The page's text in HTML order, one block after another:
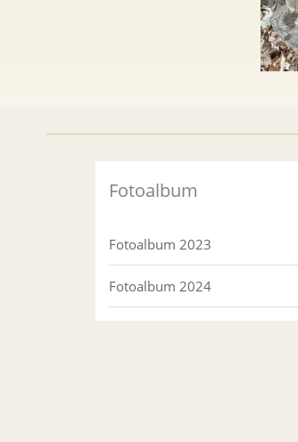
Fotoalbum
Fotoalbum 2023
Fotoalbum 2024